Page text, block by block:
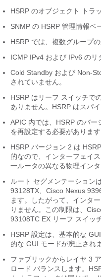
HSRP のオブジェクト トラ
SNMP の HSRP 管理情報ベ
HSRP では、複数グループ
ICMP IPv4 および IPv6 のリ
Cold Standby および Non-
されていません。
HSRP はリーフ スイッチで
ありません。HSRP はスパ
APIC 内では、HSRP のバ
を再設定する必要があります
HSRP バージョン 2 は
的なので、インターフェイ
一ルータの異なる物理イン
ルート セグメンテーション
93128TX、Cisco Nexus
ます。したがって、インタ
りません。この制限は、
93108TC EX リーフ スイッ
HSRP 設定は、基本的な
的な GUI モードが廃止され
ファブリックからレイヤ 3
ロード バランスします。